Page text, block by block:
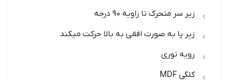
زیر سر متحرک تا زاویه 90 درجه
زیر پا به صورت افقی به بالا حرکت میکند
رویه توری
کلگی MDF